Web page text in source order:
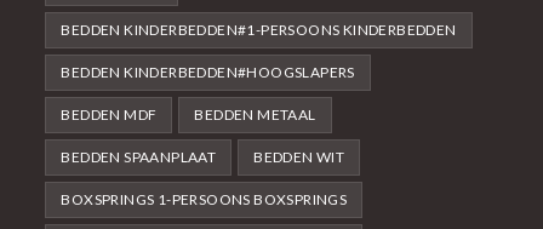
BEDDEN KINDERBEDDEN#1-PERSOONS KINDERBEDDEN
BEDDEN KINDERBEDDEN#HOOGSLAPERS
BEDDEN MDF BEDDEN METAAL
BEDDEN SPAANPLAAT BEDDEN WIT
BOXSPRINGS 1-PERSOONS BOXSPRINGS